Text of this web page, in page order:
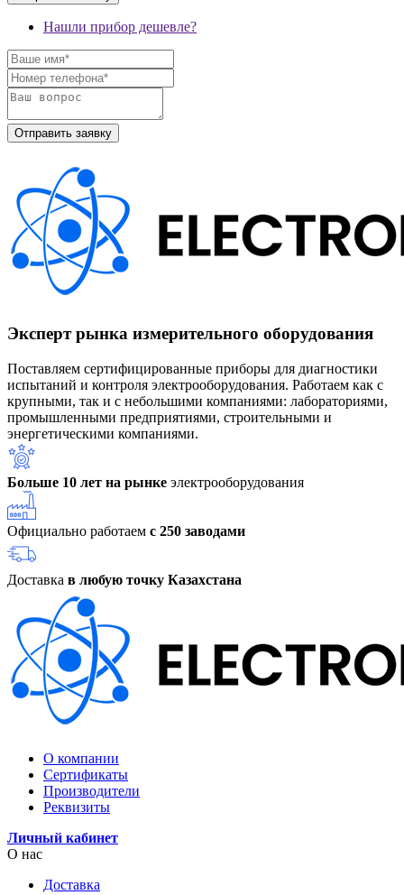
Нашли прибор дешевле?
Эксперт рынка измерительного оборудования
Поставляем сертифицированные приборы для диагностики
испытаний и контроля электрооборудования. Работаем как с
крупными, так и с небольшими компаниями: лабораториями,
промышленными предприятиями, строительными и
энергетическими компаниями.
Больше 10 лет на рынке электрооборудования
Официально работаем с 250 заводами
Доставка в любую точку Казахстана
О компании
Сертификаты
Производители
Реквизиты
Личный кабинет
О нас
Доставка